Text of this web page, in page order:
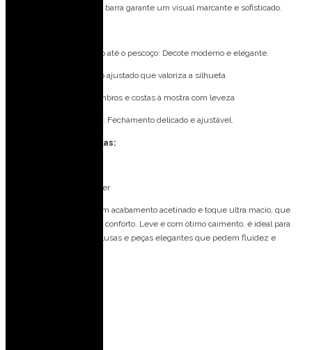
enquanto a cauda sutil na barra garante um visual marcante e sofisticado.
Transpassado no busto até o pescoço: Decote moderno e elegante.
Vestido reto: Caimento ajustado que valoriza a silhueta.
Frente única: Deixa ombros e costas à mostra com leveza
Amarração no pescoço: Fechamento delicado e ajustável.
Especificações Técnicas:
Composição: 100% Poliéster
Satin Acetouch. Tecido com acabamento acetinado e toque ultra macio, que
une brilho sofisticado com conforto. Leve e com ótimo caimento, é ideal para
vestidos de festa, saias, blusas e peças elegantes que pedem fluidez e